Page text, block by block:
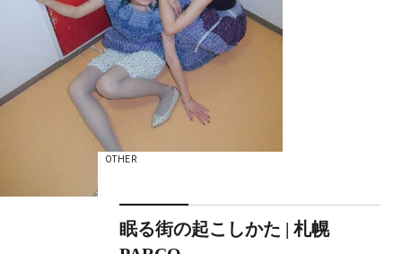
OTHER
眠る街の起こしかた | 札幌